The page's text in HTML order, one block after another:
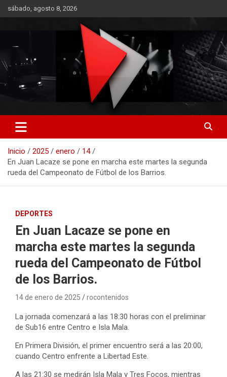
Saltar
al
sábado, agosto 8, 2026
RO CONTENIDOS
Inicio 2025 enero
14
En Juan Lacaze se pone en marcha este martes la segunda
rueda del Campeonato de Fútbol de los Barrios.
DEPORTES
En Juan Lacaze se pone en
marcha este martes la segunda
rueda del Campeonato de Fútbol
de los Barrios.
14 de enero de 2025 rocontenidos
La jornada comenzará a las 18:30 horas con el preliminar
de Sub16 entre Centro e Isla Mala.
En Primera División, el primer encuentro será a las 20:00,
cuando Centro enfrente a Libertad Este.
A las 21:30 se medirán Isla Mala y Tres Focos, mientras